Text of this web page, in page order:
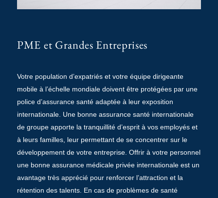
PME et Grandes Entreprises
Votre population d’expatriés et votre équipe dirigeante
mobile à l’échelle mondiale doivent être protégées par une
police d’assurance santé adaptée à leur exposition
internationale. Une bonne assurance santé internationale
de groupe apporte la tranquillité d’esprit à vos employés et
à leurs familles, leur permettant de se concentrer sur le
développement de votre entreprise. Offrir à votre personnel
une bonne assurance médicale privée internationale est un
avantage très apprécié pour renforcer l’attraction et la
rétention des talents. En cas de problèmes de santé